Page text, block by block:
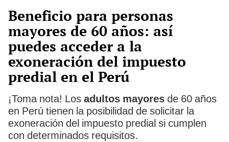
Beneficio para personas
mayores de 60 años: así
puedes acceder a la
exoneración del impuesto
predial en el Perú
¡Toma nota! Los adultos mayores de 60 años
en Perú tienen la posibilidad de solicitar la
exoneración del impuesto predial si cumplen
con determinados requisitos.